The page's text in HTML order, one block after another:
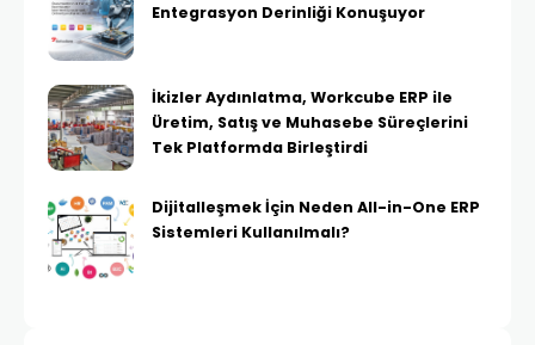
Entegrasyon Derinliği Konuşuyor
İkizler Aydınlatma, Workcube ERP ile
Üretim, Satış ve Muhasebe Süreçlerini
Tek Platformda Birleştirdi
Dijitalleşmek İçin Neden All-in-One ERP
Sistemleri Kullanılmalı?